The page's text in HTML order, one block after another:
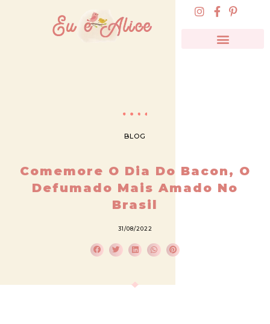
BLOG
Comemore O Dia Do Bacon, O
Defumado Mais Amado No
Brasil
31/08/2022